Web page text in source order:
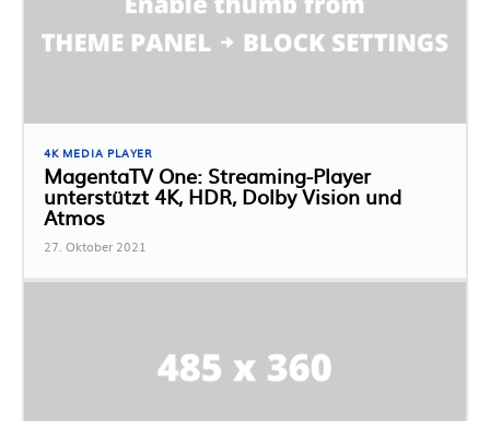
4K MEDIA PLAYER
MagentaTV One: Streaming-Player
unterstützt 4K, HDR, Dolby Vision und
Atmos
27. Oktober 2021